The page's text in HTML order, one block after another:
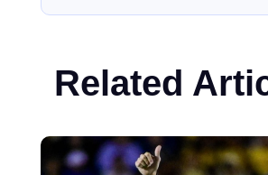
Related